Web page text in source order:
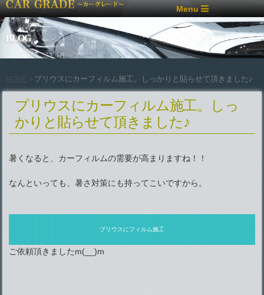
Menu
BLOG
> プリウスにカーフィルム施工。しっかりと貼らせて頂きました♪
プリウスにカーフィルム施工。しっ
かりと貼らせて頂きました♪
暑くなると、カーフィルムの需要が高まりますね！！
なんといっても、暑さ対策にも持ってこいですから。
プリウスにフィルム施工
ご依頼頂きましたm(__)m